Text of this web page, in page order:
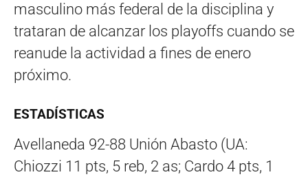
masculino más federal de la disciplina y
trataran de alcanzar los playoffs cuando se
reanude la actividad a fines de enero
próximo.
ESTADÍSTICAS
Avellaneda 92-88 Unión Abasto (UA:
Chiozzi 11 pts, 5 reb, 2 as; Cardo 4 pts, 1